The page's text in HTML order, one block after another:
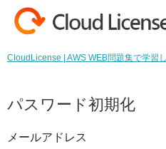
コンテンツへスキップ
CloudLicense | AWS WEB問題集で学習
パスワード初期化
メールアドレス